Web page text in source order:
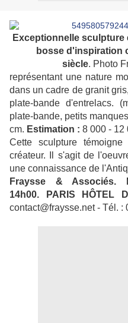
Exceptionnelle sculpture
bosse d'inspiration
siècle. Photo
représentant une nature
dans un cadre de granit
plate-bande d'entrelacs.
plate-bande, petits
cm. Estimation : 8 000 - 12
Cette sculpture
créateur. Il s'agit de
une connaissance de
Fraysse & Associés.
14h00.
PARIS HÔTEL
contact@fraysse.net - Tél. :